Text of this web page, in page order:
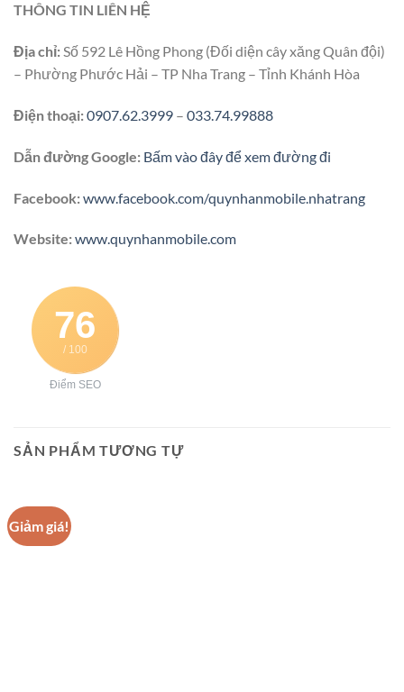
THÔNG TIN LIÊN HỆ
Địa chỉ:Số 592 Lê Hồng Phong (Đối diện cây xăng Quân đội)
– Phường Phước Hải – TP Nha Trang – Tỉnh Khánh Hòa
Điện thoại:0907.62.3999 – 033.74.99888
Dẫn đường Google: Bấm vào đây để xem đường đi
Facebook:www.facebook.com/quynhanmobile.nhatrang
Website:www.quynhanmobile.com
76
/ 100
Điểm SEO
SẢN PHẨM TƯƠNG TỰ
Giảm giá!